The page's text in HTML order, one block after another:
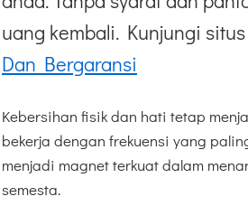
uang kembali. Kunjungi
Dan Bergaransi
Kebersihan fisik dan hati tetap
bekerja dengan frekuensi yang
menjadi magnet terkuat dalam
semesta.